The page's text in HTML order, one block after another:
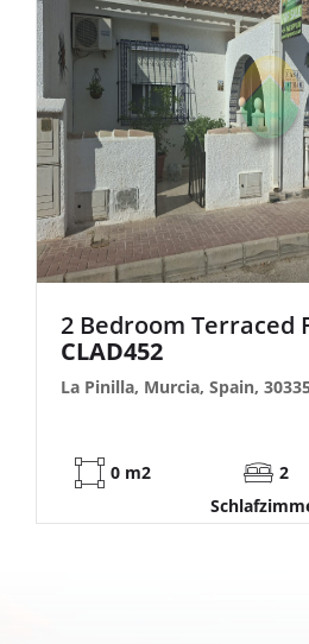
2 Bedroom Terraced
CLAD452
La Pinilla, Murcia, Spain, 30335
0 m2
2
Schlafzimmer